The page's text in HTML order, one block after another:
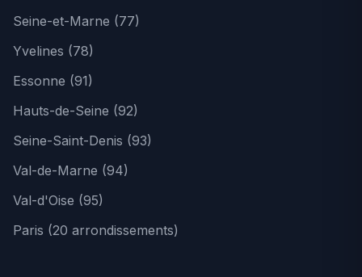
Seine-et-Marne (77)
Yvelines (78)
Essonne (91)
Hauts-de-Seine (92)
Seine-Saint-Denis (93)
Val-de-Marne (94)
Val-d'Oise (95)
Paris (20 arrondissements)